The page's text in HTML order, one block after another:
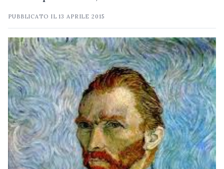
PUBBLICATO IL13 APRILE 2015